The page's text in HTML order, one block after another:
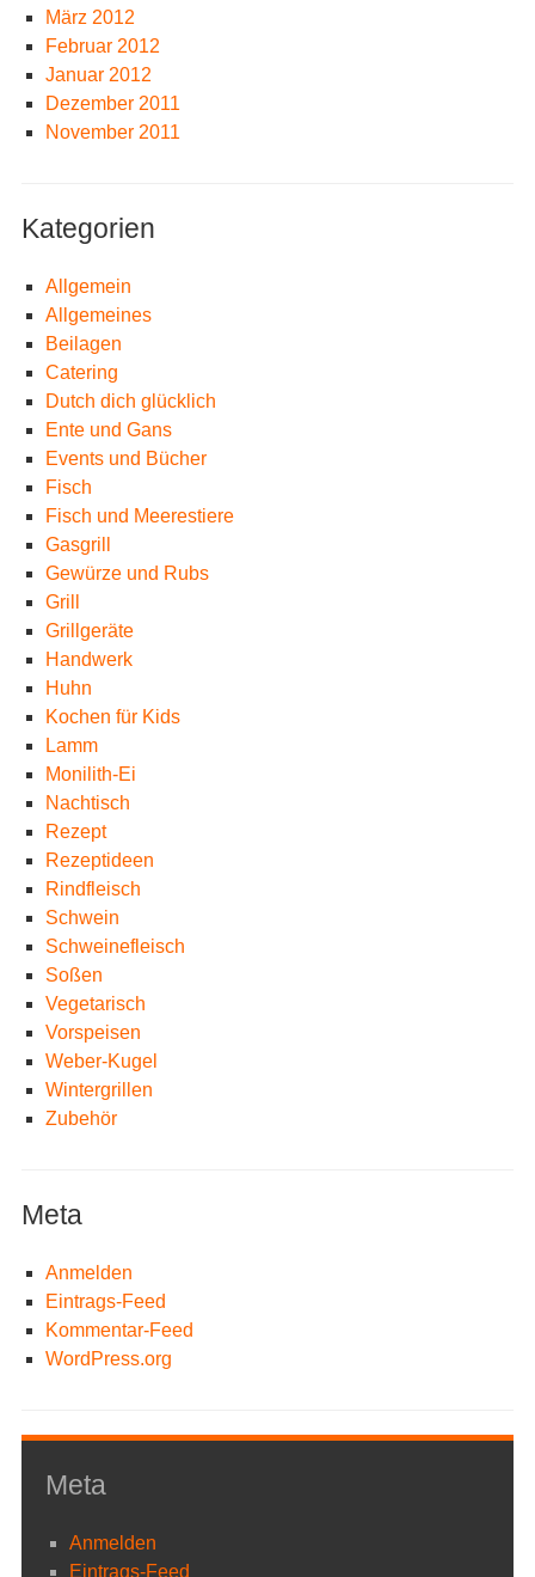
März 2012
Februar 2012
Januar 2012
Dezember 2011
November 2011
Kategorien
Allgemein
Allgemeines
Beilagen
Catering
Dutch dich glücklich
Ente und Gans
Events und Bücher
Fisch
Fisch und Meerestiere
Gasgrill
Gewürze und Rubs
Grill
Grillgeräte
Handwerk
Huhn
Kochen für Kids
Lamm
Monilith-Ei
Nachtisch
Rezept
Rezeptideen
Rindfleisch
Schwein
Schweinefleisch
Soßen
Vegetarisch
Vorspeisen
Weber-Kugel
Wintergrillen
Zubehör
Meta
Anmelden
Eintrags-Feed
Kommentar-Feed
WordPress.org
Meta
Anmelden
Eintrags-Feed